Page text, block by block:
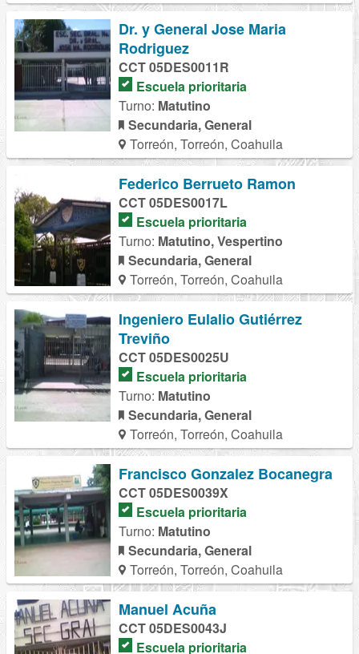
Dr. y General Jose Maria
Rodriguez
CCT 05DES0011R
Escuela prioritaria
Turno: Matutino
Secundaria, General
Torreón, Torreón, Coahuila
Federico Berrueto Ramon
CCT 05DES0017L
Escuela prioritaria
Turno: Matutino, Vespertino
Secundaria, General
Torreón, Torreón, Coahuila
Ingeniero Eulalio Gutiérrez
Treviño
CCT 05DES0025U
Escuela prioritaria
Turno: Matutino
Secundaria, General
Torreón, Torreón, Coahuila
Francisco Gonzalez Bocanegra
CCT 05DES0039X
Escuela prioritaria
Turno: Matutino
Secundaria, General
Torreón, Torreón, Coahuila
Manuel Acuña
CCT 05DES0043J
Escuela prioritaria